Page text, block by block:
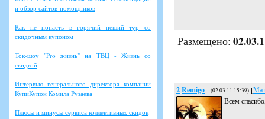
и обзор сайтов-помощников
Как не попасть в горячий пеший тур со
скидочным купоном
Ток-шоу "Pro жизнь" на ТВЦ - Жизнь со
скидкой
Интервью генерального директора компании
КупиКупон Комила Рузаева
Плюсы и минусы сервиса коллективных скидок
Размещено:
2Remigo (02.03.11 15:39) [
Всем